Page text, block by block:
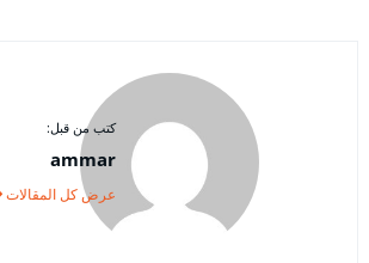
كتب من قبل:
ammar
عرض كل المقالات